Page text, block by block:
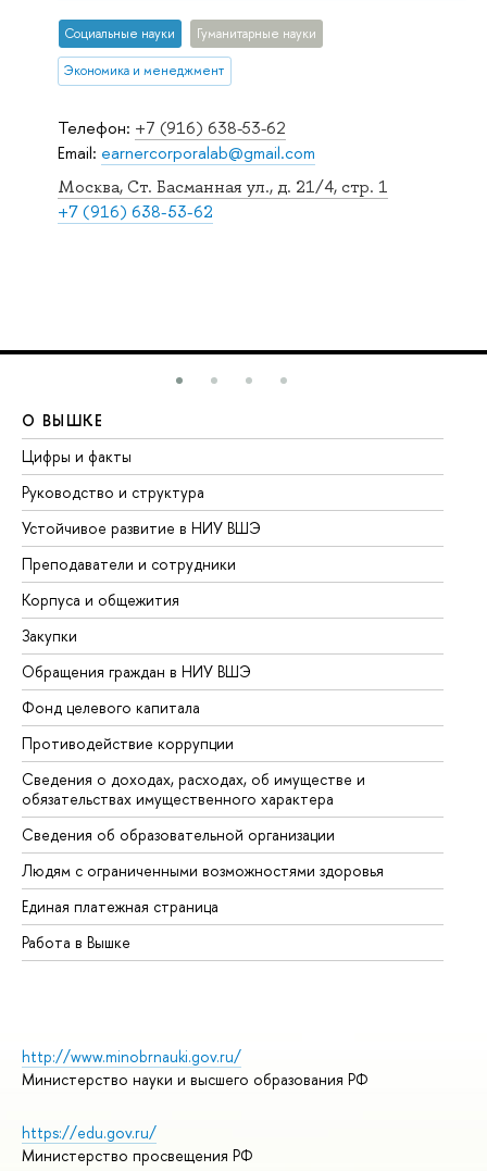
Телефон: +7 (916) 638-53-62
Email: earnercorporalab@gmail.com
Москва, Ст. Басманная ул., д. 21/4, стр. 1
+7 (916) 638-53-62
Социальные науки Гуманитарные науки
Экономика и менеджмент
О ВЫШКЕ
Цифры и факты
Руководство и структура
Устойчивое развитие в НИУ ВШЭ
Преподаватели и сотрудники
Корпуса и общежития
Закупки
Обращения граждан в НИУ ВШЭ
Фонд целевого капитала
Противодействие коррупции
Сведения о доходах, расходах, об имуществе и
обязательствах имущественного характера
Сведения об образовательной организации
Людям с ограниченными возможностями здоровья
Единая платежная страница
Работа в Вышке
http://www.minobrnauki.gov.ru/
Министерство науки и высшего образования РФ
https://edu.gov.ru/
Министерство просвещения РФ